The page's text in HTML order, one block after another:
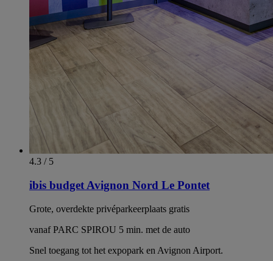
4.3 / 5
ibis budget Avignon Nord Le Pontet
Grote, overdekte privéparkeerplaats gratis
vanaf PARC SPIROU 5 min. met de auto
Snel toegang tot het expopark en Avignon Airport.